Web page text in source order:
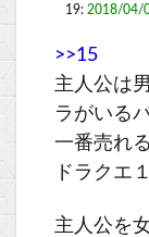
19: 2018/04/
>>15
主人公は
ラがいる
一番売れ
ドラクエ
主人公を